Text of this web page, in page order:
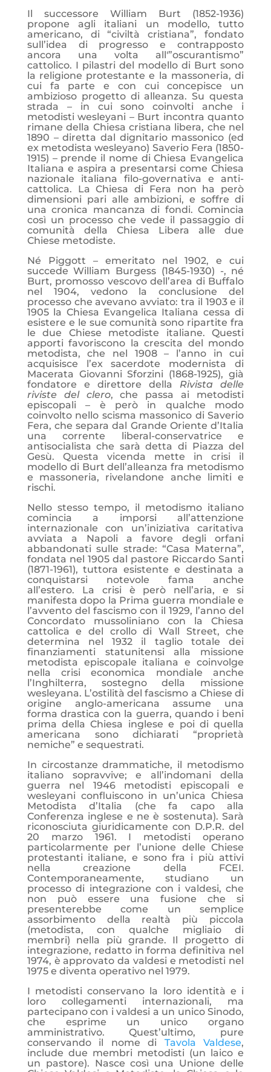
Il successore William Burt (1852-1936)
propone agli italiani un modello, tutto
americano, di “civiltà cristiana”, fondato
sull’idea di progresso e contrapposto
ancora una volta all'”oscurantismo”
cattolico. I pilastri del modello di Burt sono
la religione protestante e la massoneria, di
cui fa parte e con cui concepisce un
ambizioso progetto di alleanza. Su questa
strada – in cui sono coinvolti anche i
metodisti wesleyani – Burt incontra quanto
rimane della Chiesa cristiana libera, che nel
1890 – diretta dal dignitario massonico (ed
ex metodista wesleyano) Saverio Fera (1850-
1915) – prende il nome di Chiesa Evangelica
Italiana e aspira a presentarsi come Chiesa
nazionale italiana filo-governativa e anti-
cattolica. La Chiesa di Fera non ha però
dimensioni pari alle ambizioni, e soffre di
una cronica mancanza di fondi. Comincia
così un processo che vede il passaggio di
comunità della Chiesa Libera alle due
Chiese metodiste.
Né Piggott – emeritato nel 1902, e cui
succede William Burgess (1845-1930) -, né
Burt, promosso vescovo dell’area di Buffalo
nel 1904, vedono la conclusione del
processo che avevano avviato: tra il 1903 e il
1905 la Chiesa Evangelica Italiana cessa di
esistere e le sue comunità sono ripartite fra
le due Chiese metodiste italiane. Questi
apporti favoriscono la crescita del mondo
metodista, che nel 1908 – l’anno in cui
acquisisce l’ex sacerdote modernista di
Macerata Giovanni Sforzini (1868-1925), già
fondatore e direttore della Rivista delle
riviste del clero, che passa ai metodisti
episcopali – è però in qualche modo
coinvolto nello scisma massonico di Saverio
Fera, che separa dal Grande Oriente d’Italia
una corrente liberal-conservatrice e
antisocialista che sarà detta di Piazza del
Gesù. Questa vicenda mette in crisi il
modello di Burt dell’alleanza fra metodismo
e massoneria, rivelandone anche limiti e
rischi.
Nello stesso tempo, il metodismo italiano
comincia a imporsi all’attenzione
internazionale con un’iniziativa caritativa
avviata a Napoli a favore degli orfani
abbandonati sulle strade: “Casa Materna”,
fondata nel 1905 dal pastore Riccardo Santi
(1871-1961), tuttora esistente e destinata a
conquistarsi notevole fama anche
all’estero. La crisi è però nell’aria, e si
manifesta dopo la Prima guerra mondiale e
l’avvento del fascismo con il 1929, l’anno del
Concordato mussoliniano con la Chiesa
cattolica e del crollo di Wall Street, che
determina nel 1932 il taglio totale dei
finanziamenti statunitensi alla missione
metodista episcopale italiana e coinvolge
nella crisi economica mondiale anche
l’Inghilterra, sostegno della missione
wesleyana. L’ostilità del fascismo a Chiese di
origine anglo-americana assume una
forma drastica con la guerra, quando i beni
prima della Chiesa inglese e poi di quella
americana sono dichiarati “proprietà
nemiche” e sequestrati.
In circostanze drammatiche, il metodismo
italiano sopravvive; e all’indomani della
guerra nel 1946 metodisti episcopali e
wesleyani confluiscono in un’unica Chiesa
Metodista d’Italia (che fa capo alla
Conferenza inglese e ne è sostenuta). Sarà
riconosciuta giuridicamente con D.P.R. del
20 marzo 1961. I metodisti operano
particolarmente per l’unione delle Chiese
protestanti italiane, e sono fra i più attivi
nella creazione della FCEI.
Contemporaneamente, studiano un
processo di integrazione con i valdesi, che
non può essere una fusione che si
presenterebbe come un semplice
assorbimento della realtà più piccola
(metodista, con qualche migliaio di
membri) nella più grande. Il progetto di
integrazione, redatto in forma definitiva nel
1974, è approvato da valdesi e metodisti nel
1975 e diventa operativo nel 1979.
I metodisti conservano la loro identità e i
loro collegamenti internazionali, ma
partecipano con i valdesi a un unico Sinodo,
che esprime un unico organo
amministrativo. Quest’ultimo, pure
conservando il nome di Tavola Valdese,
include due membri metodisti (un laico e
un pastore). Nasce così una Unione delle